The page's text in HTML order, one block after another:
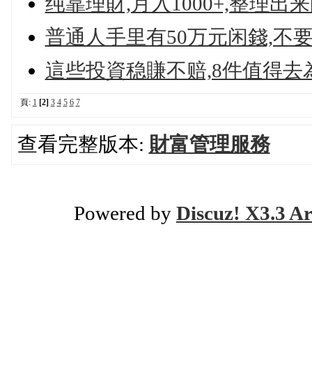
普通人手里有50万元闲錢,不
這些投資稳賺不赔,8件值得去
頁: 1 [2] 3 4 5 6 7
查看完整版本: 財富管理服務
Powered by Discuz! X3.3